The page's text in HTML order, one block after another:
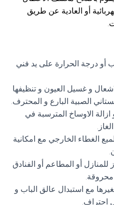
أو العادية عن طريق
أو درجة الحرارة على يد فني
و غسيل العيون و تنظيفها
الصبية البارع و المحترف.
الاوساخ المترسبة في
الغطاء الخارجي مع امكانية
أو المطاعم أو الفنادق
محروقة.
مع استبدال عالق الباب و
احتراف.